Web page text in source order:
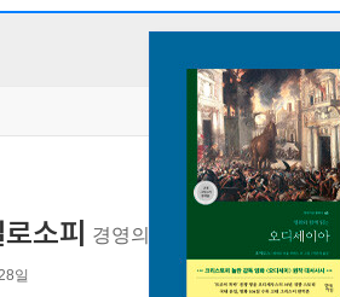
소피 경영의 신이 남긴 불변의 철학
일